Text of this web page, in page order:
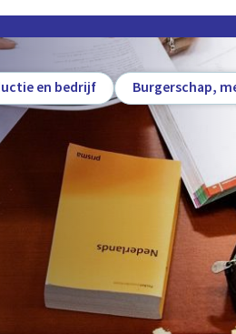
en bedrijf
Burgerschap,